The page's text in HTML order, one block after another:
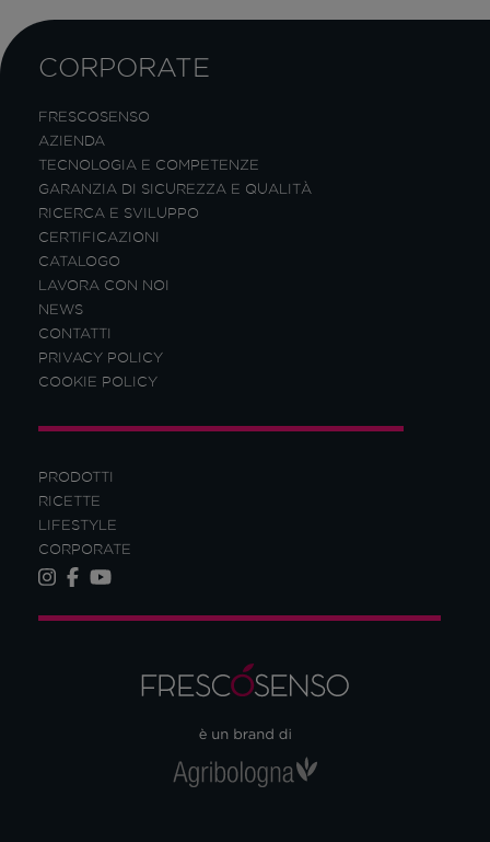
PRODOTTI
RICETTE
LIFESTYLE
CORPORATE
CORPORATE
FRESCOSENSO
AZIENDA
TECNOLOGIA E COMPETENZE
GARANZIA DI SICUREZZA E QUALITÀ
RICERCA E SVILUPPO
CERTIFICAZIONI
CATALOGO
LAVORA CON NOI
NEWS
CONTATTI
PRIVACY POLICY
COOKIE POLICY